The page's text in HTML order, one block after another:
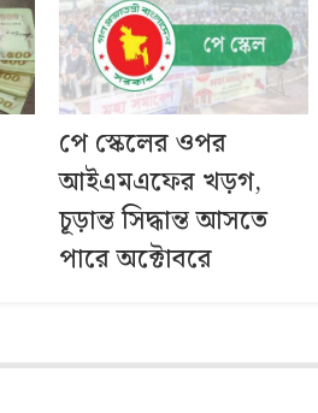
পে স্কেলের ওপর
আইএমএফের খড়গ,
চূড়ান্ত সিদ্ধান্ত আসতে
পারে অক্টোবরে